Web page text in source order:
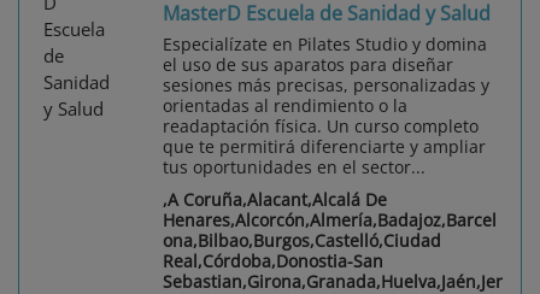
MasterD Escuela de Sanidad y Salud
Especialízate en Pilates Studio y domina
el uso de sus aparatos para diseñar
sesiones más precisas, personalizadas y
orientadas al rendimiento o la
readaptación física. Un curso completo
que te permitirá diferenciarte y ampliar
tus oportunidades en el sector...
,A Coruña,Alacant,Alcalá De
Henares,Alcorcón,Almería,Badajoz,Barcel
ona,Bilbao,Burgos,Castelló,Ciudad
Real,Córdoba,Donostia-San
Sebastian,Girona,Granada,Huelva,Jaén,Jer